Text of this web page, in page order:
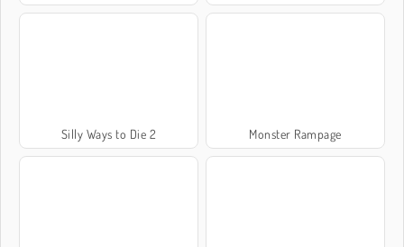
Silly Ways to Die 2 Monster Rampage